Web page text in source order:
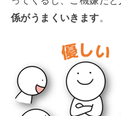
係がうまくいきます。